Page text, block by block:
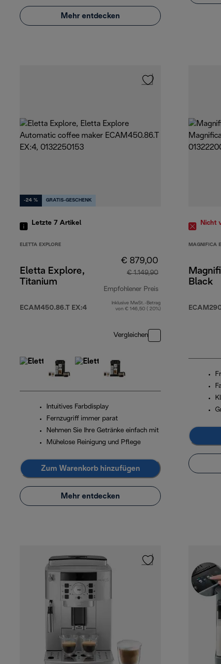
Mehr entdecken
-24 % GRATIS-GESCHENK
Letzte 7 Artikel
ELETTA EXPLORE
Eletta Explore,
Titanium
ECAM450.86.T EX:4
€ 879,00
€ 1.149,90
Empfohlener Preis
Originalpreis €
Inklusive MwSt.-Betrag
von € 146,50 ( 20%)
Vergleichen
Intuitives Farbdisplay
Fernzugriff immer parat
Nehmen Sie Ihre Getränke einfach mit
Mühelose Reinigung und Pflege
Zum Warenkorb hinzufügen
Mehr entdecken
Nicht
MAGNIFICA
Black